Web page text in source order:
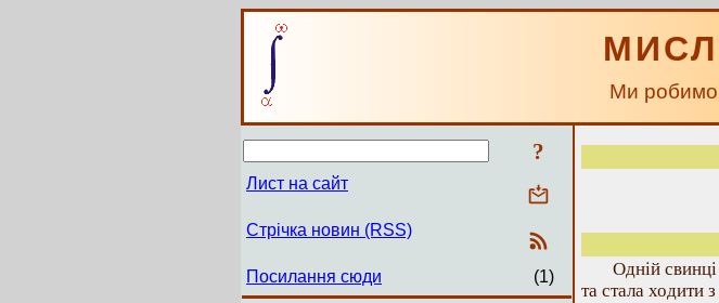
Ми робимо
?
Лист на сайт
Стрічка новин (RSS)
Посилання сюди (1)
Одній
та стала ходити